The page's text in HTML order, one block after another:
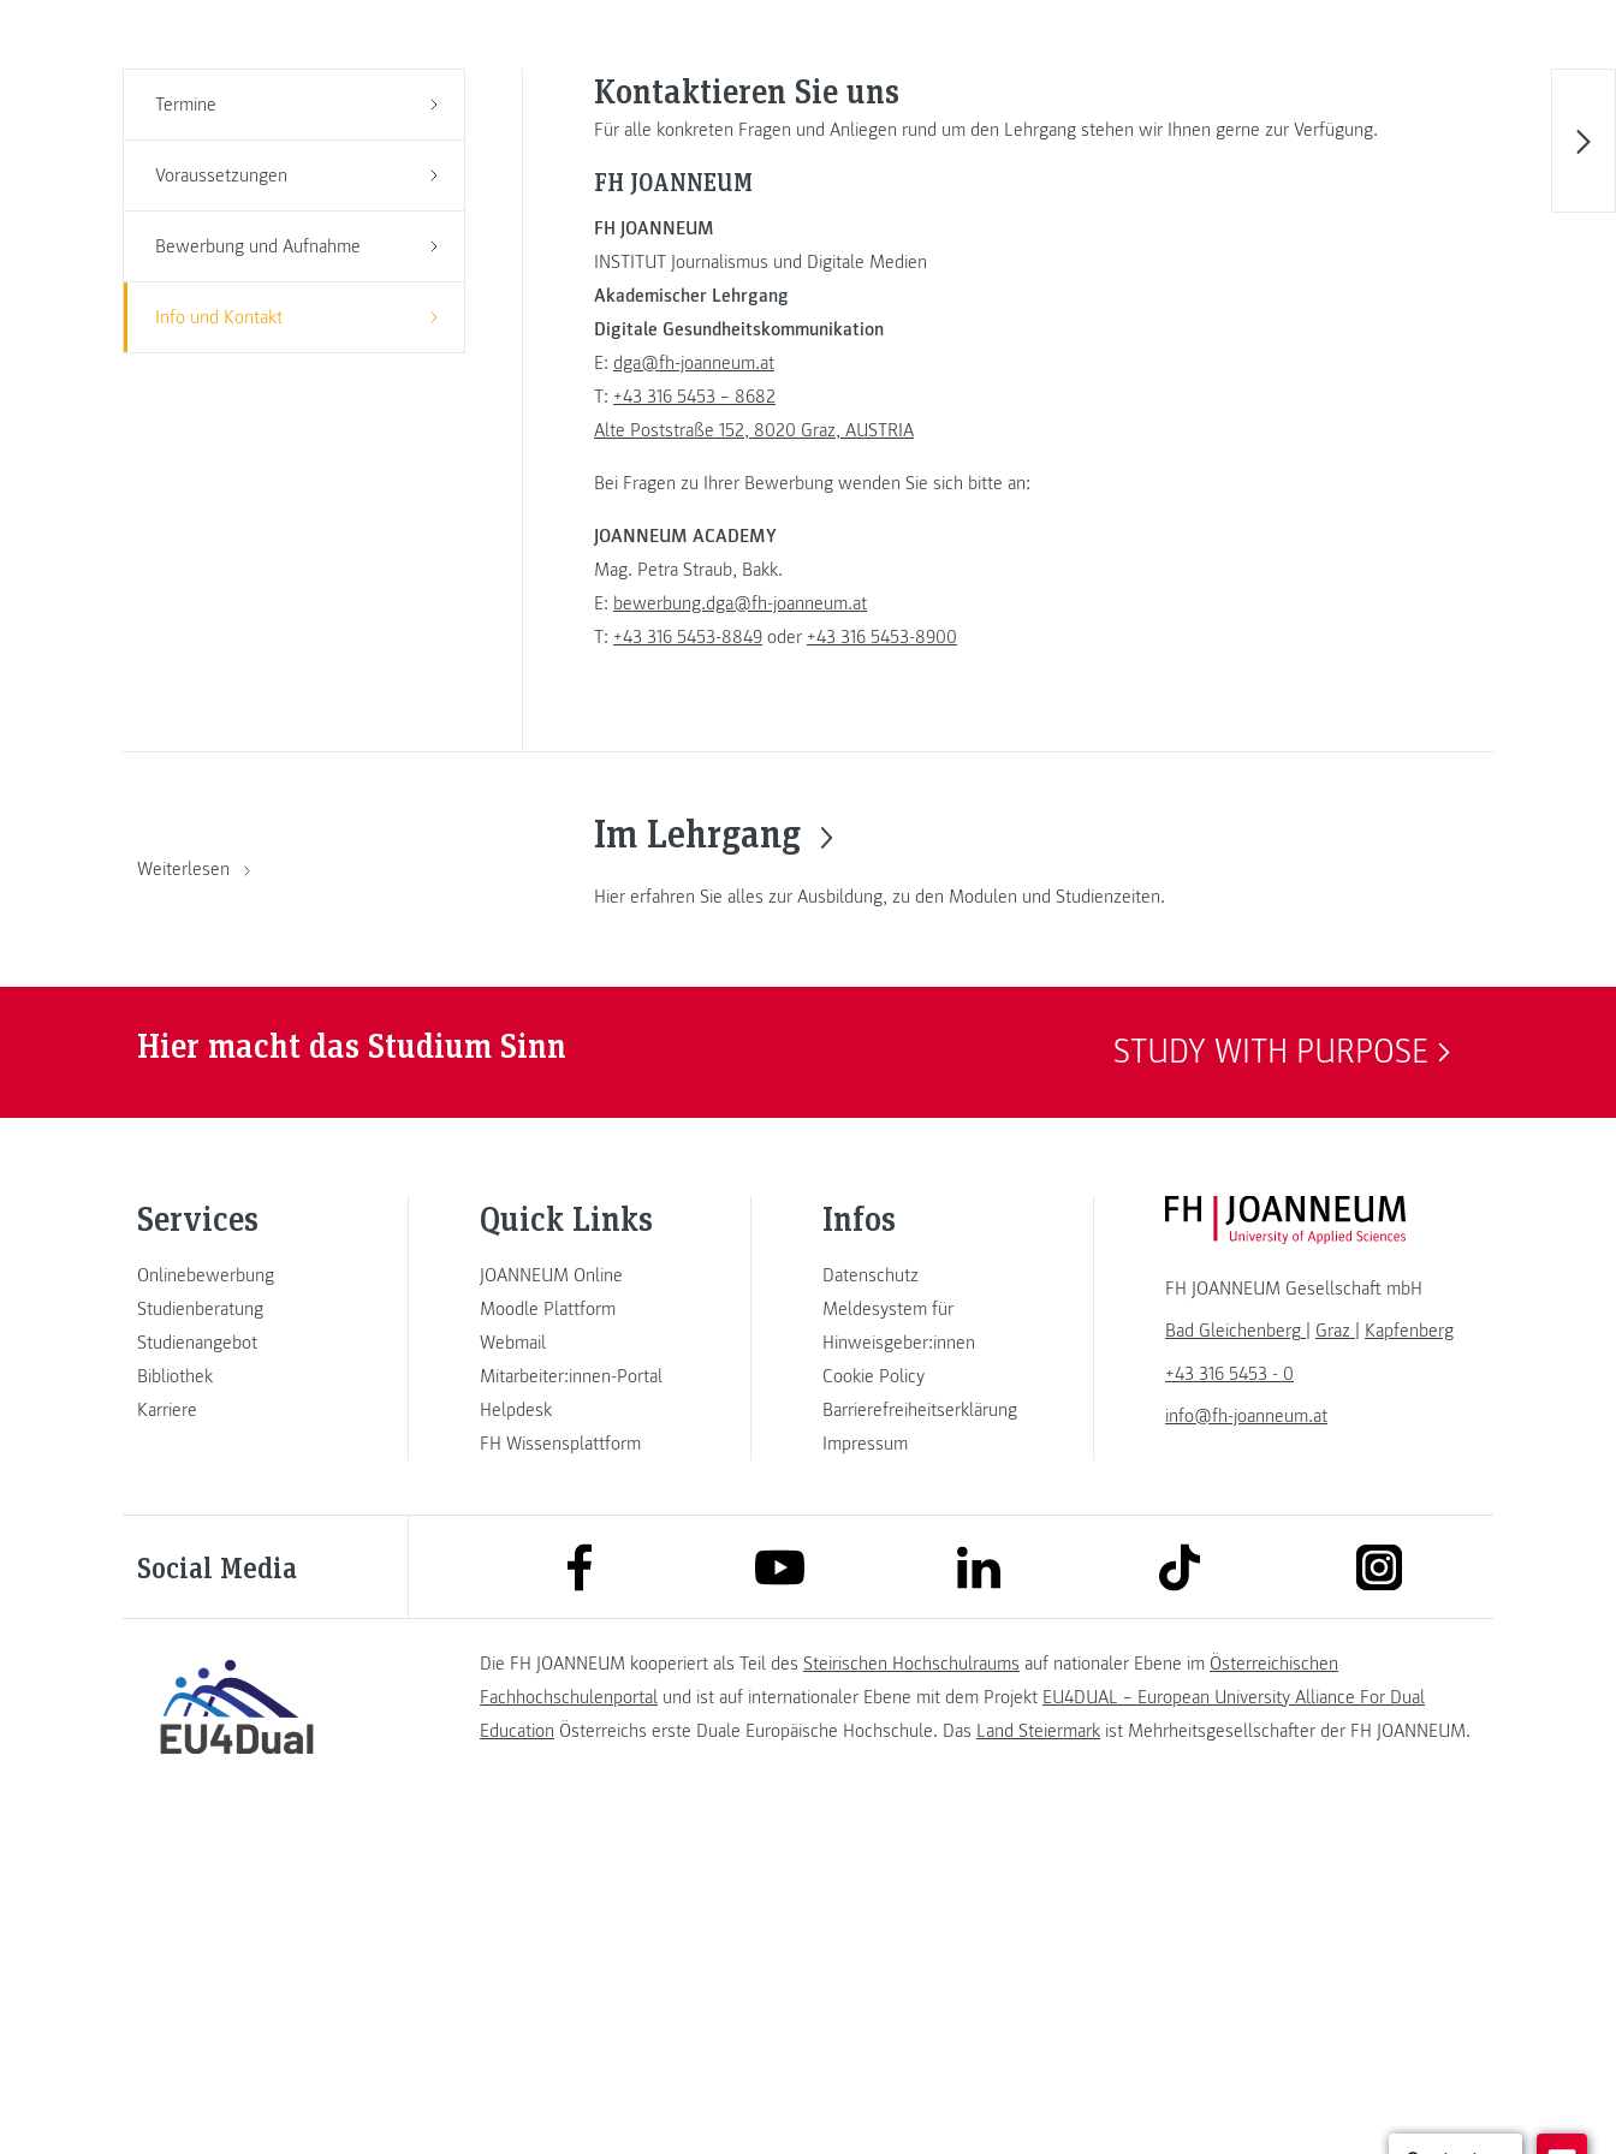
Termine
Voraussetzungen
Bewerbung und Aufnahme
Info und Kontakt
Kontaktieren Sie uns
Für alle konkreten Fragen und Anliegen rund um den Lehrgang stehen wir Ihnen gerne zur Verfügung.
FH JOANNEUM
FH JOANNEUM
INSTITUT Journalismus und Digitale Medien
Akademischer Lehrgang
Digitale Gesundheitskommunikation
E: dga@fh-joanneum.at
T: +43 316 5453 – 8682
Alte Poststraße 152, 8020 Graz, AUSTRIA
Bei Fragen zu Ihrer Bewerbung wenden Sie sich bitte an:
JOANNEUM ACADEMY
Mag. Petra Straub, Bakk.
E: bewerbung.dga@fh-joanneum.at
T: +43 316 5453-8849 oder +43 316 5453-8900
Weiterlesen
Im Lehrgang
Hier erfahren Sie alles zur Ausbildung, zu den Modulen und Studienzeiten.
Hier macht das Studium Sinn STUDY WITH PURPOSE
Services
Onlinebewerbung
Studienberatung
Studienangebot
Bibliothek
Karriere
Quick Links
JOANNEUM Online
Moodle Plattform
Webmail
Mitarbeiter:innen-Portal
Helpdesk
FH Wissensplattform
Infos
Datenschutz
Meldesystem für
Hinweisgeber:innen
Cookie Policy
Barrierefreiheitserklärung
Impressum
FH JOANNEUM Logo
FH JOANNEUM Gesellschaft mbH
Bad Gleichenberg
Graz
Kapfenberg
+43 316 5453 - 0
info@fh-joanneum.at
Social Media link to facebook link to youtube link to linkedin link to tiktok link to instagram
Die FH JOANNEUM kooperiert als Teil des Steirischen Hochschulraums auf nationaler Ebene im Österreichischen
Fachhochschulenportal und ist auf internationaler Ebene mit dem Projekt EU4DUAL – European University Alliance For Dual
Education Österreichs erste Duale Europäische Hochschule. Das Land Steiermark ist Mehrheitsgesellschafter der FH JOANNEUM.